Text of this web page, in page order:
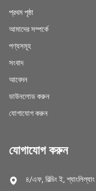
প্রথম পৃষ্ঠা
আমাদের সম্পর্কে
পণ্যসমূহ
সংবাদ
আবেদন
ডাউনলোড করুন
যোগাযোগ করুন
যোগাযোগ করুন
৪/এফ, বিল্ডিং ই,